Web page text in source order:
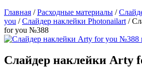
Главная /Расходные материалы /
you /Слайдер наклейки Photonailart /
for you №388
Слайдер наклейки Arty